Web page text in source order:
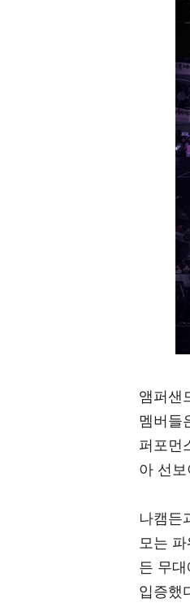
앰퍼샌
멤버들
퍼포먼
아 선
나캠든
모는
든 무
입증했